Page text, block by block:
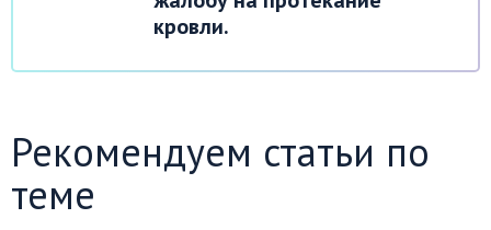
кровли.
Рекомендуем статьи по
теме